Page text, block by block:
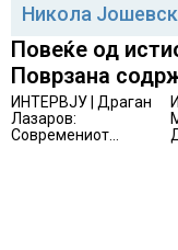
Никола
Повеќе од
Поврзана
ИНТЕРВЈУ | Драган
Лазаров:
Современиот